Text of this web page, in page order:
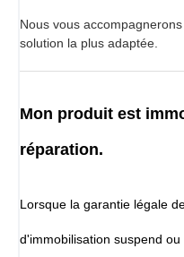
Nous vous
solution la plus adaptée.
Mon produit est
réparation.
Lorsque la garantie légale
d'immobilisation suspend